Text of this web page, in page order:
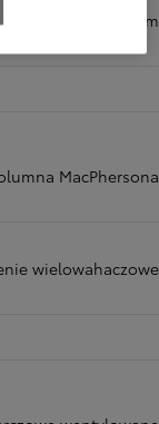
190 Nm
MacPhersona
wielowahaczowe